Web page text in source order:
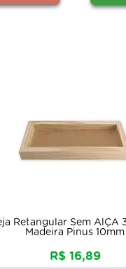
Retangular Sem AlÇA
Madeira Pinus 10mm
R$ 16,89